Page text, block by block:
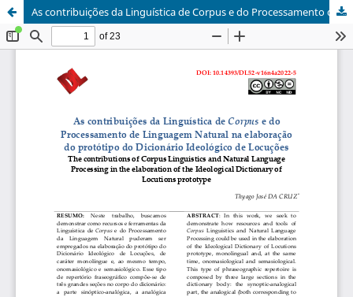
As contribuições da Linguística de Corpus e do Processamento de Linguagem Natural na elaboração do protótipo do Dicionário Ideológico de Locuções